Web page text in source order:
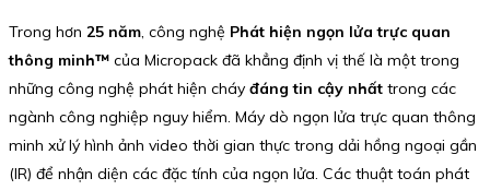
Trong hơn 25 năm, công nghệ Phát hiện ngọn lửa trực quan
thông minh™ của Micropack đã khẳng định vị thế là một trong
những công nghệ phát hiện cháy đáng tin cậy nhất trong các
ngành công nghiệp nguy hiểm. Máy dò ngọn lửa trực quan thông
minh xử lý hình ảnh video thời gian thực trong dải hồng ngoại gần
(IR) để nhận diện các đặc tính của ngọn lửa. Các thuật toán phát